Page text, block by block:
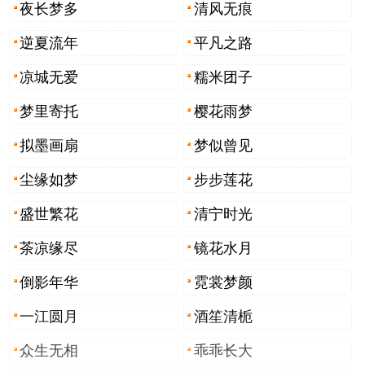
夜长梦多 清风无痕
逆夏流年 平凡之路
凉城无爱 糯米团子
梦里寄托 樱花雨梦
拟墨画扇 梦似曾见
尘缘如梦 步步莲花
盛世繁花 清宁时光
茶凉缘尽 镜花水月
倒影年华 霓裳梦颜
一江圆月 酒笙清栀
众生无相 乖乖长大